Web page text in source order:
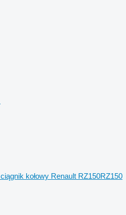
ciągnik kołowy Renault RZ150RZ150